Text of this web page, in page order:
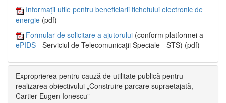
Informații utile pentru beneficiarii tichetului electronic de
energie (pdf)
Formular de solicitare a ajutorului (conform platformei a
ePIDS - Serviciul de Telecomunicații Speciale - STS) (pdf)
Exproprierea pentru cauză de utilitate publică pentru
realizarea obiectivului „Construire parcare supraetajată,
Cartier Eugen Ionescu”